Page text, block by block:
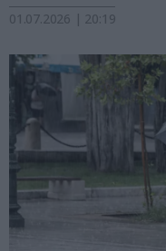
01.07.2026 | 20:19